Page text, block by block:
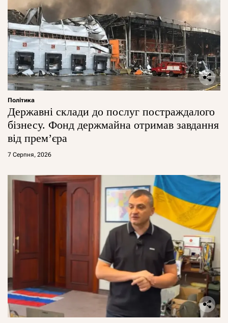
Політика
Державні склади до послуг постраждалого
бізнесу. Фонд держмайна отримав завдання
від прем’єра
7 Серпня, 2026